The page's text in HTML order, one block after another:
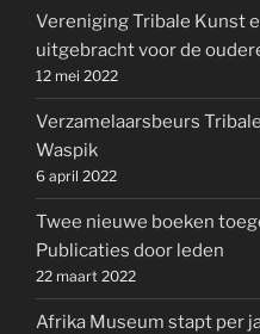
Vereniging Tribale Kunst
uitgebracht voor de
12 mei 2022
Verzamelaarsbeurs
Waspik
6 april 2022
Twee nieuwe boeken
Publicaties door leden
22 maart 2022
Afrika Museum stapt per